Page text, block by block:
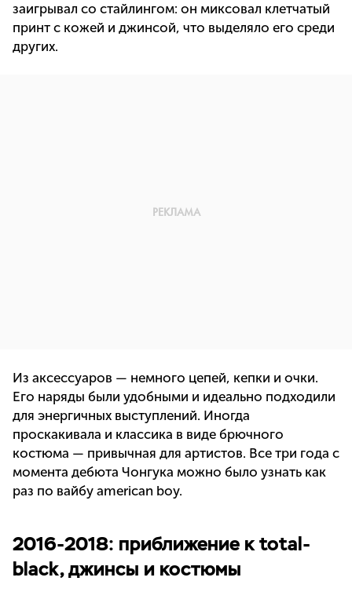
заигрывал со стайлингом: он миксовал клетчатый
принт с кожей и джинсой, что выделяло его среди
других.
Из аксессуаров — немного цепей, кепки и очки.
Его наряды были удобными и идеально подходили
для энергичных выступлений. Иногда
проскакивала и классика в виде брючного
костюма — привычная для артистов. Все три года с
момента дебюта Чонгука можно было узнать как
раз по вайбу american boy.
2016-2018: приближение к total-
black, джинсы и костюмы